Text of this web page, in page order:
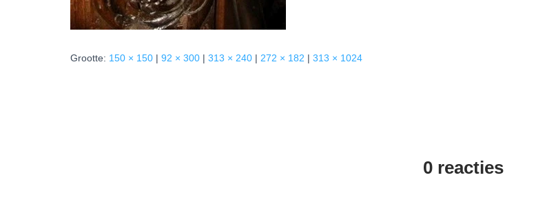
Grootte: 150 × 150 | 92 × 300 | 313 × 240 | 272 × 182 | 313 × 1024
0 reacties